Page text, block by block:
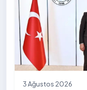
canlı yayın konuğu
3 Ağustos 2026